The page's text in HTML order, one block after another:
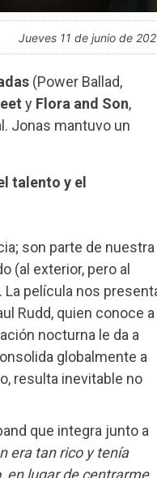
jueves 11 de junio de
(Power Ballad,
y Flora and Son,
Jonas mantuvo un
talento y el
son parte de nuestra
(al exterior, pero al
La película nos
Rudd, quien conoce a
nocturna le da a
globalmente a
resulta inevitable no
que integra junto a
era tan rico y tenía